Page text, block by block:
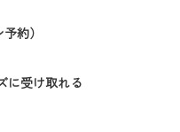
約）
に受け取れる